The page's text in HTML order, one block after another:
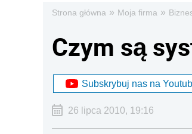
Strona główna » Moja firma »
Czym są
Subskrybuj nas na
26 lipca 2010, 19:16